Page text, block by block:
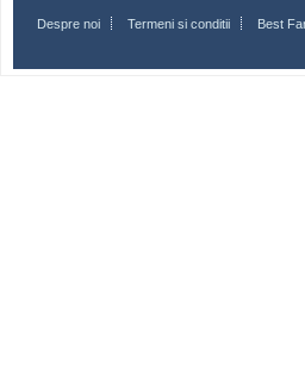
Despre noi Termeni si conditii Best